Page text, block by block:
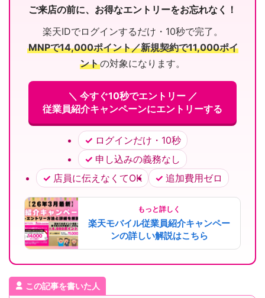
ご来店の前に、お得なエントリーをお忘れなく！
楽天IDでログインするだけ・10秒で完了。
MNPで14,000ポイント／新規契約で11,000ポイ
ントの対象になります。
＼ 今すぐ10秒でエントリー ／
従業員紹介キャンペーンにエントリーする
ログインだけ・10秒
申し込みの義務なし
店員に伝えなくてOK
追加費用ゼロ
もっと詳しく
楽天モバイル従業員紹介キャンペー
ンの詳しい解説はこちら
この記事を書いた人